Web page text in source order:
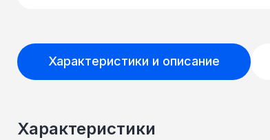
Характеристики и описание
Характеристики